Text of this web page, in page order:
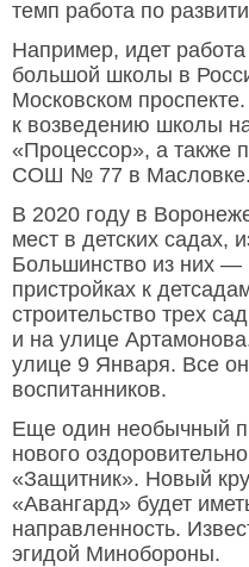
темп работа по
Например, идет
большой школы в
Московском
к возведению школы
«Процессор», а также
СОШ № 77 в Масловке.
В 2020 году в
мест в детских садах,
Большинство из них —
пристройках к
строительство трех
и на улице
улице 9 Января. Все
воспитанников.
Еще один необычный
нового
«Защитник». Новый
«Авангард» будет
направленность.
эгидой Минобороны.